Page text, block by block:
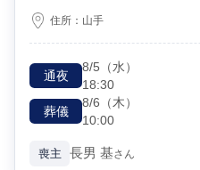
住所： 山手
通夜
8/5 （水）
18:30
葬儀
8/6 （木）
10:00
喪主 長男 基さん